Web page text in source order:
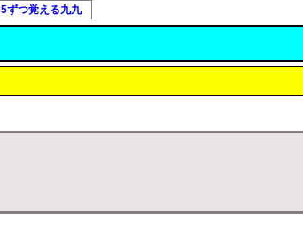
5ずつ覚える九九